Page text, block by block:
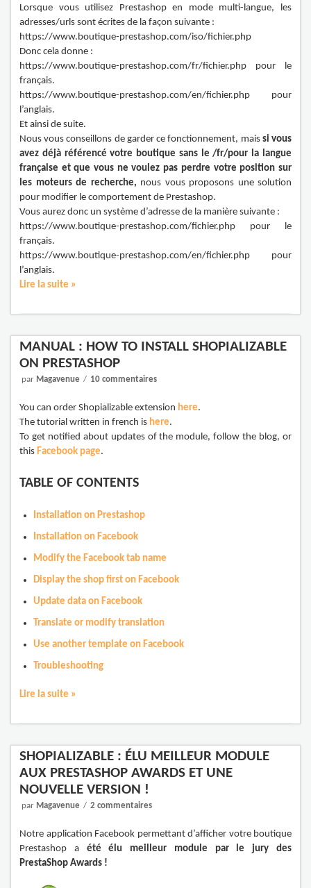
Lorsque vous utilisez Prestashop en mode multi-langue, les
adresses/urls sont écrites de la façon suivante :
https://www.boutique-prestashop.com/iso/fichier.php
Donc cela donne :
https://www.boutique-prestashop.com/fr/fichier.php pour le
français.
https://www.boutique-prestashop.com/en/fichier.php pour
l’anglais.
Et ainsi de suite.
Nous vous conseillons de garder ce fonctionnement, mais si vous
avez déjà référencé votre boutique sans le /fr/pour la langue
française et que vous ne voulez pas perdre votre position sur
les moteurs de recherche, nous vous proposons une solution
pour modifier le comportement de Prestashop.
Vous aurez donc un système d’adresse de la manière suivante :
https://www.boutique-prestashop.com/fichier.php pour le
français.
https://www.boutique-prestashop.com/en/fichier.php pour
l’anglais.
Lire la suite »
MANUAL : HOW TO INSTALL SHOPIALIZABLE
ON PRESTASHOP
par Magavenue 10 commentaires
You can order Shopializable extension here.
The tutorial written in french is here.
To get notified about updates of the module, follow the blog, or
this Facebook page.
TABLE OF CONTENTS
Installation on Prestashop
Installation on Facebook
Modify the Facebook tab name
Display the shop first on Facebook
Update data on Facebook
Translate or modify translation
Use another template on Facebook
Troubleshooting
Lire la suite »
SHOPIALIZABLE : ÉLU MEILLEUR MODULE
AUX PRESTASHOP AWARDS ET UNE
NOUVELLE VERSION !
par Magavenue 2 commentaires
Notre application Facebook permettant d’afficher votre boutique
Prestashop a été élu meilleur module par le jury des
PrestaShop Awards !